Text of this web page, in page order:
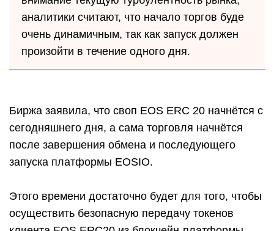
аналитики считают, что начало торгов буде
очень динамичным, так как запуск должен
произойти в течение одного дня.
Биржа заявила, что своп EOS ERC 20 начнётся с
сегодняшнего дня, а сама торговля начнётся
после завершения обмена и последующего
запуска платформы EOSIO.
Этого времени достаточно будет для того, чтобы
осуществить безопасную передачу токенов